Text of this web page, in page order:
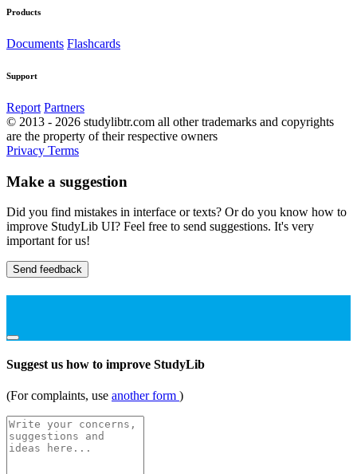
Products
Documents Flashcards
Support
Report Partners
© 2013 - 2026 studylibtr.com all other trademarks and copyrights
are the property of their respective owners
Privacy Terms
Make a suggestion
Did you find mistakes in interface or texts? Or do you know how to
improve StudyLib UI? Feel free to send suggestions. It's very
important for us!
Send feedback
Suggest us how to improve StudyLib
(For complaints, use another form )